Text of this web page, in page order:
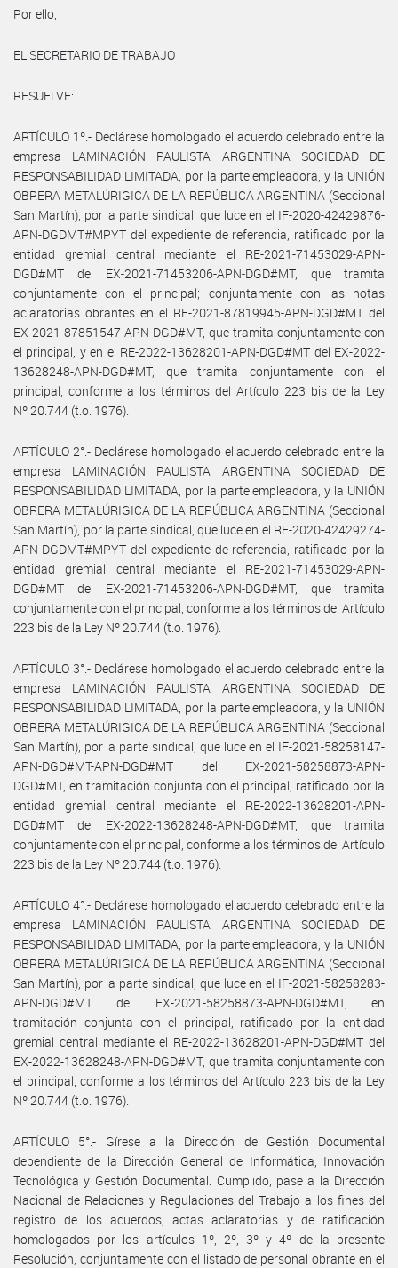
Por ello,
EL SECRETARIO DE TRABAJO
RESUELVE:
ARTÍCULO 1º.- Declárese homologado el acuerdo celebrado entre la
empresa LAMINACIÓN PAULISTA ARGENTINA SOCIEDAD DE
RESPONSABILIDAD LIMITADA, por la parte empleadora, y la UNIÓN
OBRERA METALÚRIGICA DE LA REPÚBLICA ARGENTINA (Seccional
San Martín), por la parte sindical, que luce en el IF-2020-42429876-
APN-DGDMT#MPYT del expediente de referencia, ratificado por la
entidad gremial central mediante el RE-2021-71453029-APN-
DGD#MT del EX-2021-71453206-APN-DGD#MT, que tramita
conjuntamente con el principal; conjuntamente con las notas
aclaratorias obrantes en el RE-2021-87819945-APN-DGD#MT del
EX-2021-87851547-APN-DGD#MT, que tramita conjuntamente con
el principal, y en el RE-2022-13628201-APN-DGD#MT del EX-2022-
13628248-APN-DGD#MT, que tramita conjuntamente con el
principal, conforme a los términos del Artículo 223 bis de la Ley
Nº 20.744 (t.o. 1976).
ARTÍCULO 2°.- Declárese homologado el acuerdo celebrado entre la
empresa LAMINACIÓN PAULISTA ARGENTINA SOCIEDAD DE
RESPONSABILIDAD LIMITADA, por la parte empleadora, y la UNIÓN
OBRERA METALÚRIGICA DE LA REPÚBLICA ARGENTINA (Seccional
San Martín), por la parte sindical, que luce en el RE-2020-42429274-
APN-DGDMT#MPYT del expediente de referencia, ratificado por la
entidad gremial central mediante el RE-2021-71453029-APN-
DGD#MT del EX-2021-71453206-APN-DGD#MT, que tramita
conjuntamente con el principal, conforme a los términos del Artículo
223 bis de la Ley Nº 20.744 (t.o. 1976).
ARTÍCULO 3°.- Declárese homologado el acuerdo celebrado entre la
empresa LAMINACIÓN PAULISTA ARGENTINA SOCIEDAD DE
RESPONSABILIDAD LIMITADA, por la parte empleadora, y la UNIÓN
OBRERA METALÚRIGICA DE LA REPÚBLICA ARGENTINA (Seccional
San Martín), por la parte sindical, que luce en el IF-2021-58258147-
APN-DGD#MT-APN-DGD#MT del EX-2021-58258873-APN-
DGD#MT, en tramitación conjunta con el principal, ratificado por la
entidad gremial central mediante el RE-2022-13628201-APN-
DGD#MT del EX-2022-13628248-APN-DGD#MT, que tramita
conjuntamente con el principal, conforme a los términos del Artículo
223 bis de la Ley Nº 20.744 (t.o. 1976).
ARTÍCULO 4°.- Declárese homologado el acuerdo celebrado entre la
empresa LAMINACIÓN PAULISTA ARGENTINA SOCIEDAD DE
RESPONSABILIDAD LIMITADA, por la parte empleadora, y la UNIÓN
OBRERA METALÚRIGICA DE LA REPÚBLICA ARGENTINA (Seccional
San Martín), por la parte sindical, que luce en el IF-2021-58258283-
APN-DGD#MT del EX-2021-58258873-APN-DGD#MT, en
tramitación conjunta con el principal, ratificado por la entidad
gremial central mediante el RE-2022-13628201-APN-DGD#MT del
EX-2022-13628248-APN-DGD#MT, que tramita conjuntamente con
el principal, conforme a los términos del Artículo 223 bis de la Ley
Nº 20.744 (t.o. 1976).
ARTÍCULO 5°.- Gírese a la Dirección de Gestión Documental
dependiente de la Dirección General de Informática, Innovación
Tecnológica y Gestión Documental. Cumplido, pase a la Dirección
Nacional de Relaciones y Regulaciones del Trabajo a los fines del
registro de los acuerdos, actas aclaratorias y de ratificación
homologados por los artículos 1º, 2º, 3º y 4º de la presente
Resolución, conjuntamente con el listado de personal obrante en el